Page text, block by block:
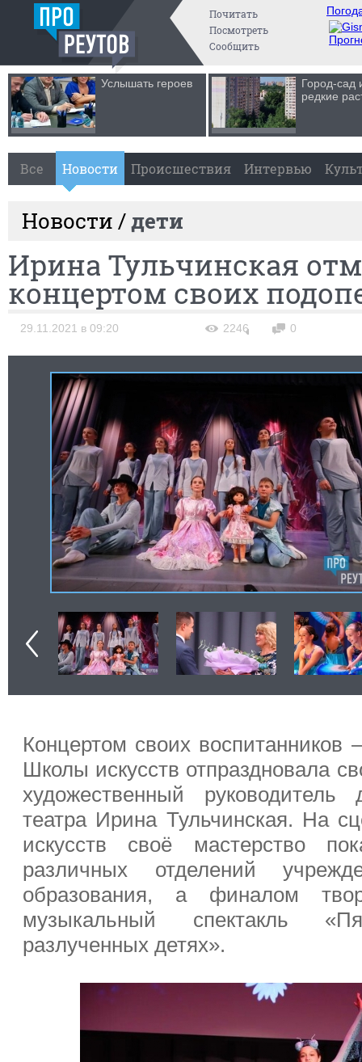
Почитать
Посмотреть
Сообщить
Услышать героев
Город-сад
редкие
Все Новости Происшествия Интервью
Новости /дети
Ирина Тульчинская
концертом своих
29.11.2021 в 09:20 2246 0
Концертом своих воспитанников
Школы искусств отпраздновала
художественный руководитель
театра Ирина Тульчинская. На
искусств своё мастерство
различных отделений
образования, а финалом
музыкальный спектакль
разлученных детях».